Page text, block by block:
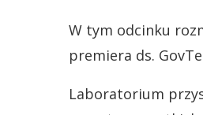
W tym odcinku
premiera ds.
Laboratorium